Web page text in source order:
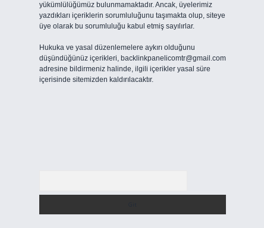
yükümlülüğümüz bulunmamaktadır. Ancak, üyelerimiz
yazdıkları içeriklerin sorumluluğunu taşımakta olup, siteye
üye olarak bu sorumluluğu kabul etmiş sayılırlar.
Hukuka ve yasal düzenlemelere aykırı olduğunu
düşündüğünüz içerikleri, backlinkpanelicomtr@gmail.com
adresine bildirmeniz halinde, ilgili içerikler yasal süre
içerisinde sitemizden kaldırılacaktır.